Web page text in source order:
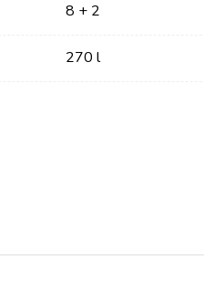
8 + 2
270 l